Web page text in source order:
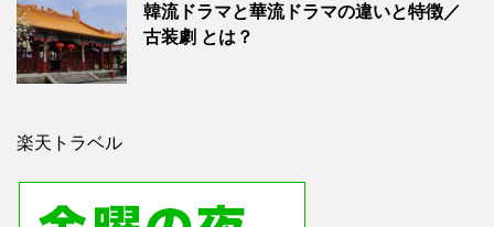
韓流ドラマと華流ドラマの違いと特徴／
古装劇 とは？
楽天トラベル